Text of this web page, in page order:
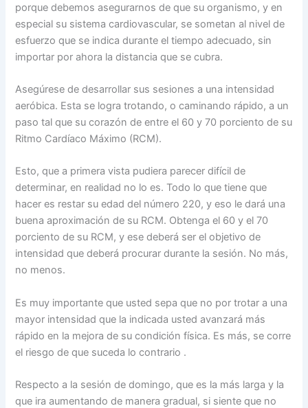
porque debemos asegurarnos de que su organismo, y en
especial su sistema cardiovascular, se sometan al nivel de
esfuerzo que se indica durante el tiempo adecuado, sin
importar por ahora la distancia que se cubra.
Asegúrese de desarrollar sus sesiones a una intensidad
aeróbica. Esta se logra trotando, o caminando rápido, a un
paso tal que su corazón de entre el 60 y 70 porciento de su
Ritmo Cardíaco Máximo (RCM).
Esto, que a primera vista pudiera parecer difícil de
determinar, en realidad no lo es. Todo lo que tiene que
hacer es restar su edad del número 220, y eso le dará una
buena aproximación de su RCM. Obtenga el 60 y el 70
porciento de su RCM, y ese deberá ser el objetivo de
intensidad que deberá procurar durante la sesión. No más,
no menos.
Es muy importante que usted sepa que no por trotar a una
mayor intensidad que la indicada usted avanzará más
rápido en la mejora de su condición física. Es más, se corre
el riesgo de que suceda lo contrario .
Respecto a la sesión de domingo, que es la más larga y la
que ira aumentando de manera gradual, si siente que no